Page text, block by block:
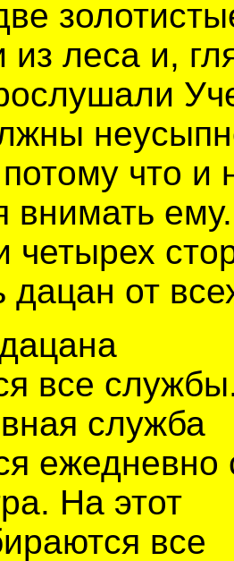
леса и,
что и
внимать
четырех
от
все
служба
ежедневно
На этот
все